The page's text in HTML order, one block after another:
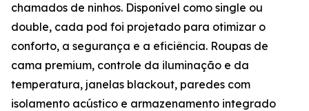
chamados de ninhos. Disponível como single ou
double, cada pod foi projetado para otimizar o
conforto, a segurança e a eficiência. Roupas de
cama premium, controle da iluminação e da
temperatura, janelas blackout, paredes com
isolamento acústico e armazenamento integrado